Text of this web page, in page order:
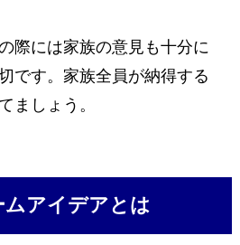
際には家族の意見も十分に
です。家族全員が納得する
ましょう。
ムアイデアとは